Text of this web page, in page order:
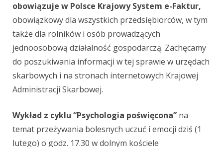
obowiązuje w Polsce Krajowy System e-Faktur,
obowiązkowy dla wszystkich przedsiębiorców, w tym
także dla rolników i osób prowadzących
jednoosobową działalność gospodarczą. Zachęcamy
do poszukiwania informacji w tej sprawie w urzędach
skarbowych i na stronach internetowych Krajowej
Administracji Skarbowej.
Wykład z cyklu “Psychologia poświęcona” na
temat przeżywania bolesnych uczuć i emocji dziś (1
lutego) o godz. 17.30 w dolnym kościele